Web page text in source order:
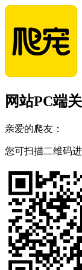
网站PC端
亲爱的爬友：
您可扫描二维码